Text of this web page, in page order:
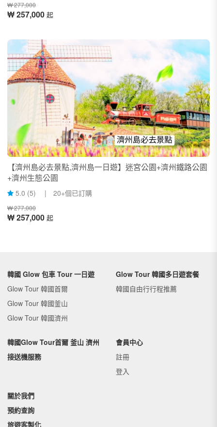
₩ 277,000
₩ 257,000 起
【濟州島必去景點,濟州島一日遊】迷宮公園+濟州鐵路公園
+濟州生態公園
5.0 (5) | 20+個已訂購
₩ 277,000
₩ 257,000 起
韓國 Glow 包車 Tour 一日遊
Glow Tour 韓國首爾
Glow Tour 韓國釜山
Glow Tour 韓國濟州
Glow Tour 韓國多日遊套餐
韓國自由行行程推薦
韓國Glow Tour首爾 釜山 濟州
接送機服務
會員中心
註冊
登入
關於我們
預約查詢
旅遊客製化